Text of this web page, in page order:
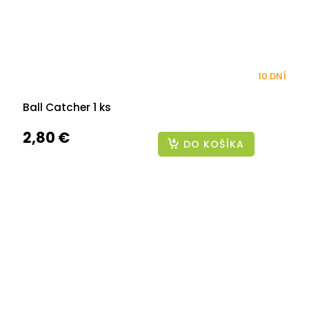
Ball Catcher 1 ks
10 DNÍ
2,80 € DO KOŠÍKA